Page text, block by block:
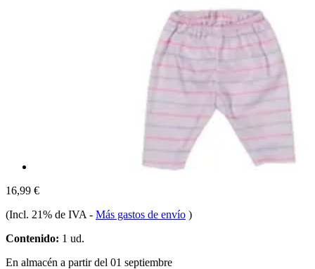
16,99 €
(Incl. 21% de IVA - Más gastos de envío )
Contenido: 1 ud.
En almacén a partir del 01 septiembre